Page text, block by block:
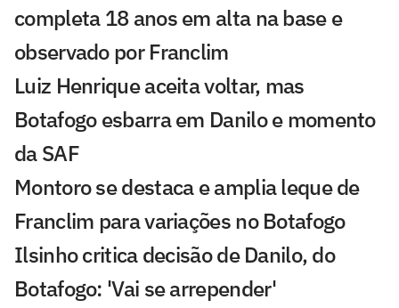
completa 18 anos em alta na base e
observado por Franclim
Luiz Henrique aceita voltar, mas
Botafogo esbarra em Danilo e momento
da SAF
Montoro se destaca e amplia leque de
Franclim para variações no Botafogo
Ilsinho critica decisão de Danilo, do
Botafogo: 'Vai se arrepender'